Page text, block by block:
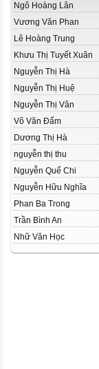
Ngô Hoàng Lân
Vương Văn Phan
Lê Hoàng Trung
Khưu Thị Tuyết Xuân
Nguyễn Thị Hà
Nguyễn Thị Huệ
Nguyễn Thị Vân
Võ Văn Đẩm
Dương Thị Hà
nguyễn thị thu
Nguyễn Quế Chi
Nguyễn Hữu Nghĩa
Phan Ba Trong
Trần Bình An
Nhữ Văn Học